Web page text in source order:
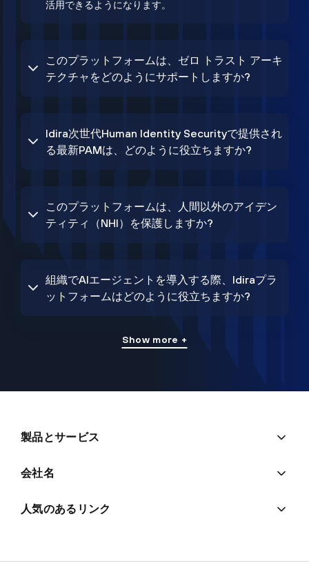
活用できるようになります。
このプラットフォームは、ゼロ トラスト アーキ
テクチャをどのようにサポートしますか?
Idira次世代Human Identity Securityで提供され
る最新PAMは、どのように役立ちますか?
このプラットフォームは、人間以外のアイデン
ティティ（NHI）を保護しますか?
組織でAIエージェントを導入する際、Idiraプラ
ットフォームはどのように役立ちますか?
Show more +
製品とサービス
会社名
人気のあるリンク